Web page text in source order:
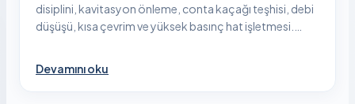
disiplini, kavitasyon önleme, conta kaçağı teşhisi, debi
düşüşü, kısa çevrim ve yüksek basınç hat işletmesi.
Devamını oku